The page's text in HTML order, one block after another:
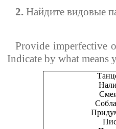
2. Найдите видовые
Provide imperfective
Indicate by what means